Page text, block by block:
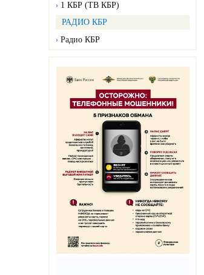
1 КБР (ТВ КБР)
РАДИО КБР
Радио КБР